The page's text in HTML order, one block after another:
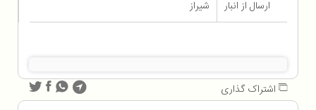
ارسال از انبار
شیراز
اشتراک گذاری